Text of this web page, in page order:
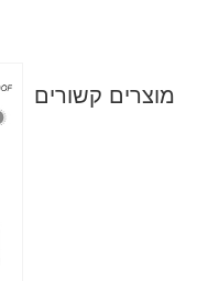
מוצרים קשורים